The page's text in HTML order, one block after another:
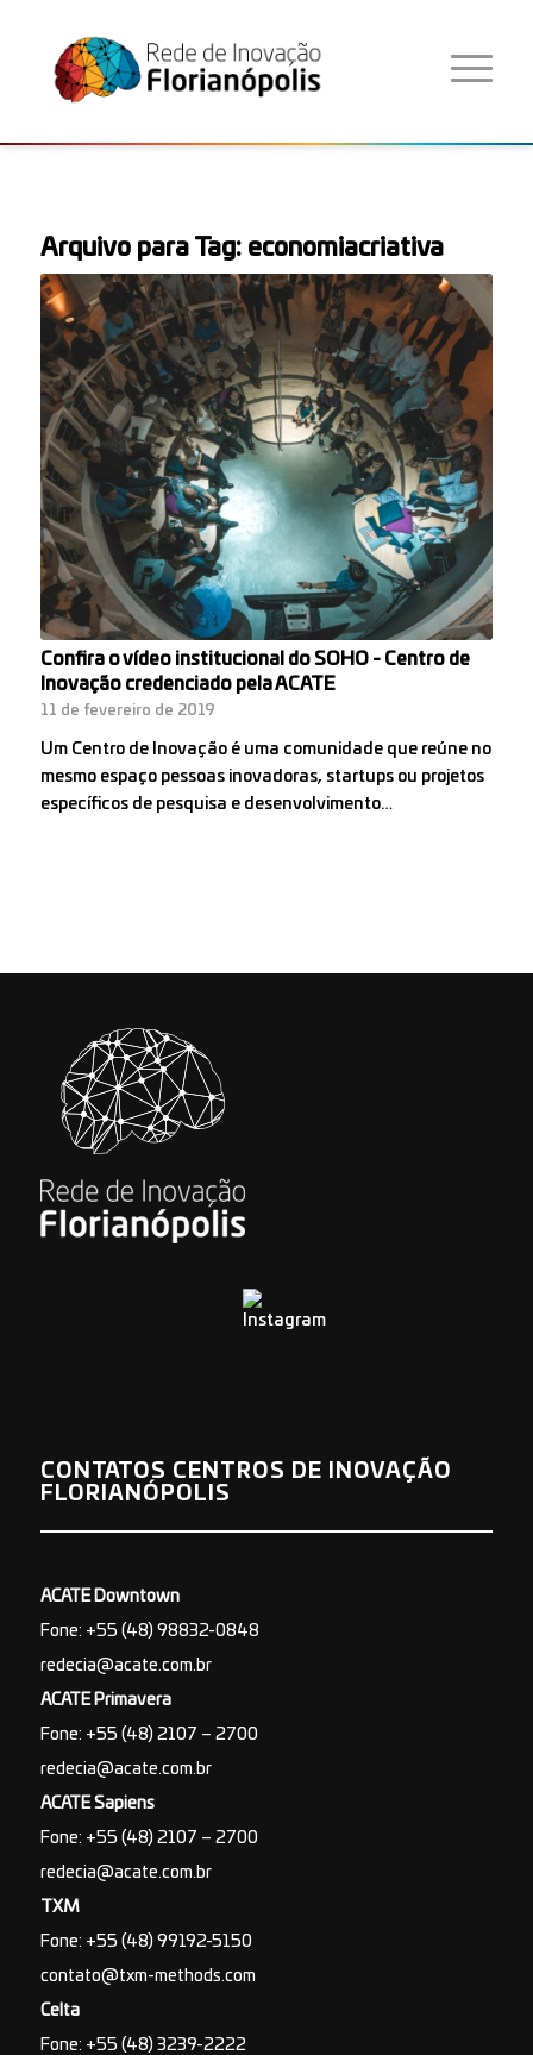
Arquivo para Tag: economiacriativa
Confira o vídeo institucional do SOHO - Centro de
Inovação credenciado pela ACATE
11 de fevereiro de 2019
Um Centro de Inovação é uma comunidade que reúne no
mesmo espaço pessoas inovadoras, startups ou projetos
específicos de pesquisa e desenvolvimento…
CONTATOS CENTROS DE INOVAÇÃO
FLORIANÓPOLIS
ACATE Downtown
Fone: +55 (48) 98832-0848
redecia@acate.com.br
ACATE Primavera
Fone: +55 (48) 2107 – 2700
redecia@acate.com.br
ACATE Sapiens
Fone: +55 (48) 2107 – 2700
redecia@acate.com.br
TXM
Fone: +55 (48) 99192-5150
contato@txm-methods.com
Celta
Fone: +55 (48) 3239-2222